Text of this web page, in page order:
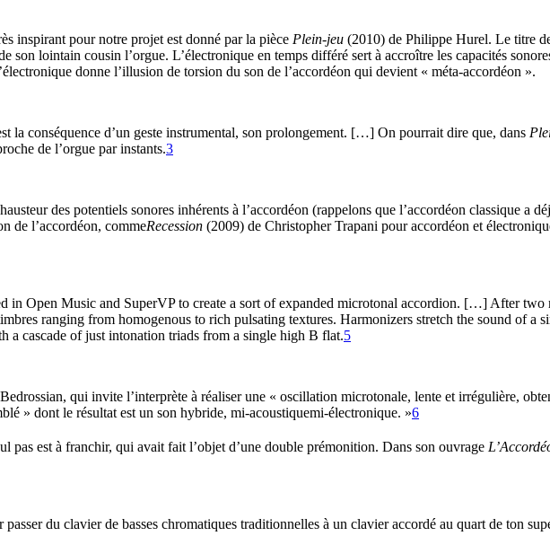
inspirant pour notre projet est donné par la pièce Plein-jeu (2010) de Philippe Hurel. Le titre
son lointain cousin l’orgue. L’électronique en temps différé sert à accroître les capacités
donne l’illusion de torsion du son de l’accordéon qui devient « méta-accordéon ».
la conséquence d’un geste instrumental, son prolongement. […] On pourrait dire que, dans
de l’orgue par instants.3
des potentiels sonores inhérents à l’accordéon (rappelons que l’accordéon classique a
de l’accordéon, commeRecession (2009) de Christopher Trapani pour accordéon et
in Open Music and SuperVP to create a sort of expanded microtonal accordion. […] After two
ranging from homogenous to rich pulsating textures. Harmonizers stretch the sound of a
a cascade of just intonation triads from a single high B flat.5
qui invite l’interprète à réaliser une « oscillation microtonale, lente et irrégulière,
» dont le résultat est un son hybride, mi-acoustiquemi-électronique. »6
pas est à franchir, qui avait fait l’objet d’une double prémonition. Dans son ouvrage
du clavier de basses chromatiques traditionnelles à un clavier accordé au quart de ton